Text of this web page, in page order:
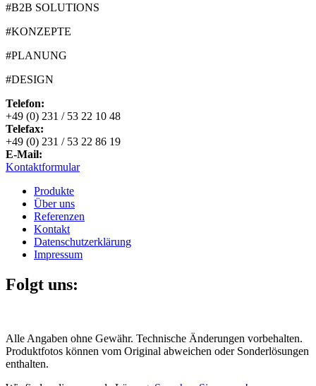
#B2B SOLUTIONS
#KONZEPTE
#PLANUNG
#DESIGN
Telefon:
+49 (0) 231 / 53 22 10 48
Telefax:
+49 (0) 231 / 53 22 86 19
E-Mail:
Kontaktformular
Produkte
Über uns
Referenzen
Kontakt
Datenschutzerklärung
Impressum
Folgt uns:
Alle Angaben ohne Gewähr. Technische Änderungen vorbehalten.
Produktfotos können vom Original abweichen oder Sonderlösungen
enthalten.